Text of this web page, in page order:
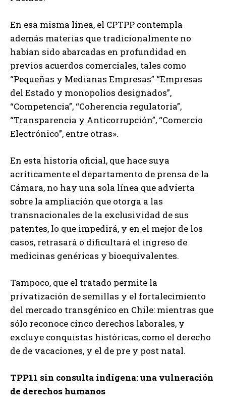
En esa misma línea, el CPTPP contempla
además materias que tradicionalmente no
habían sido abarcadas en profundidad en
previos acuerdos comerciales, tales como
“Pequeñas y Medianas Empresas” “Empresas
del Estado y monopolios designados”,
“Competencia”, “Coherencia regulatoria”,
“Transparencia y Anticorrupción”, “Comercio
Electrónico”, entre otras».
En esta historia oficial, que hace suya
acríticamente el departamento de prensa de la
Cámara, no hay una sola línea que advierta
sobre la ampliación que otorga a las
transnacionales de la exclusividad de sus
patentes, lo que impedirá, y en el mejor de los
casos, retrasará o dificultará el ingreso de
medicinas genéricas y bioequivalentes.
Tampoco, que el tratado permite la
privatización de semillas y el fortalecimiento
del mercado transgénico en Chile: mientras que
sólo reconoce cinco derechos laborales, y
excluye conquistas históricas, como el derecho
de de vacaciones, y el de pre y post natal.
TPP11 sin consulta indígena: una vulneración
de derechos humanos